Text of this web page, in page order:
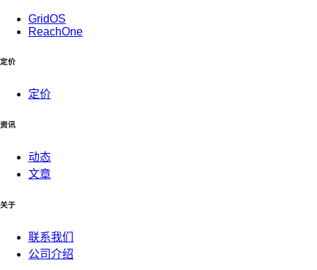
GridOS
ReachOne
定价
定价
资讯
动态
文章
关于
联系我们
公司介绍